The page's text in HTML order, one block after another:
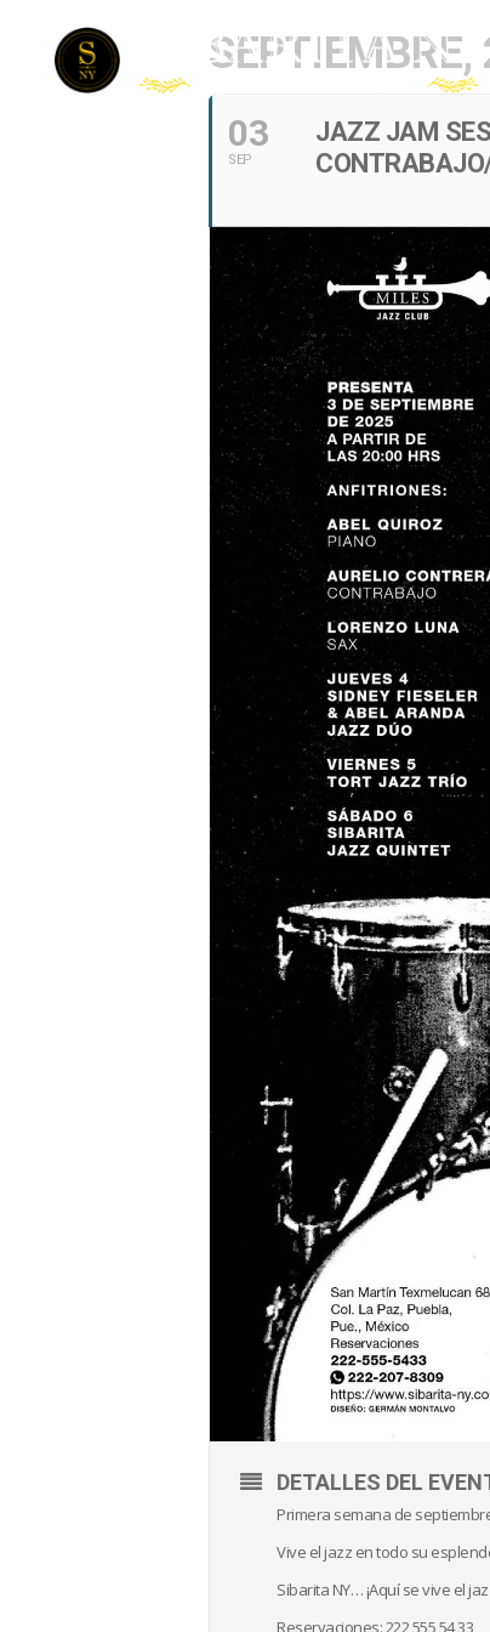
03
SEP
JAZZ JAM
DETALLES DEL
Primera semana de
Vive el jazz en todo su
Sibarita NY… ¡Aquí se vive el
Reservaciones: 222 555 54 33